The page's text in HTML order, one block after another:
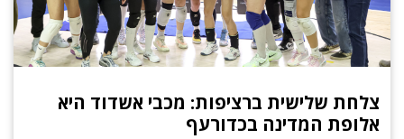
צלחת שלישית ברציפות: מכבי אשדוד היא
אלופת המדינה בכדורעף